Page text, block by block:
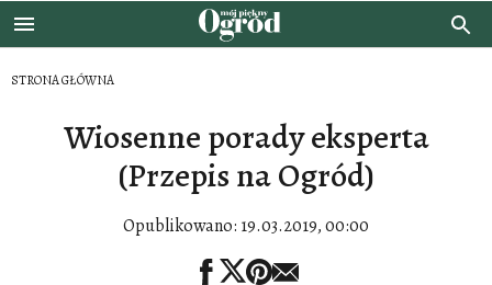
STRONA GŁÓWNA
Wiosenne porady eksperta
(Przepis na Ogród)
Opublikowano: 19.03.2019, 00:00